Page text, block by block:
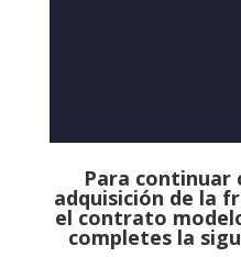
Para continuar
adquisición de la
el contrato
completes la